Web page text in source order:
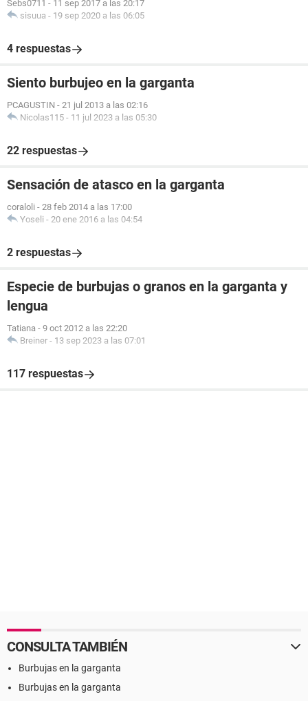
Sebs0711 - 11 sep 2017 a las 20:17
sisuua - 19 sep 2020 a las 06:05
4 respuestas
Siento burbujeo en la garganta
PCAGUSTIN - 21 jul 2013 a las 02:16
Nicolas115 - 11 jul 2023 a las 05:30
22 respuestas
Sensación de atasco en la garganta
coraloli - 28 feb 2014 a las 17:00
Yoseli - 20 ene 2016 a las 04:54
2 respuestas
Especie de burbujas o granos en la garganta y
lengua
Tatiana - 9 oct 2012 a las 22:20
Breiner - 13 sep 2023 a las 07:01
117 respuestas
CONSULTA TAMBIÉN
Burbujas en la garganta
Burbujas en la garganta